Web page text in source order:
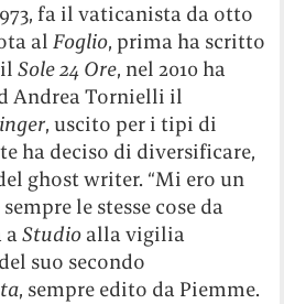
fa il vaticanista da otto
alFoglio, prima ha scritto
ilSole 24 Ore, nel 2010 ha
Andrea Tornielli il
, uscito per i tipi di
ha deciso di diversificare,
ghost writer. “Mi ero un
le stesse cose da
aStudio alla vigilia
suo secondo
, sempre edito da Piemme.